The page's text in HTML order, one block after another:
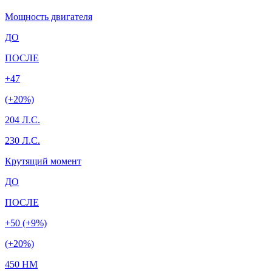
Мощность двигателя
ДО
ПОСЛЕ
+47
(+20%)
204 Л.С.
230 Л.С.
Крутящий момент
ДО
ПОСЛЕ
+50 (+9%)
(+20%)
450 HM